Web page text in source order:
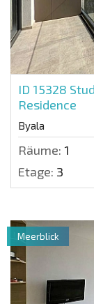
ID 15328
Residence
Byala
Räume: 1
Etage: 3
Meerblick